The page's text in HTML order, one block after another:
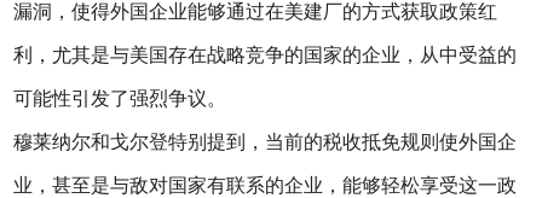
漏洞，使得外国企业能够通过在美建厂的方式获取政策红
利，尤其是与美国存在战略竞争的国家的企业，从中受益的
可能性引发了强烈争议。
穆莱纳尔和戈尔登特别提到，当前的税收抵免规则使外国企
业，甚至是与敌对国家有联系的企业，能够轻松享受这一政